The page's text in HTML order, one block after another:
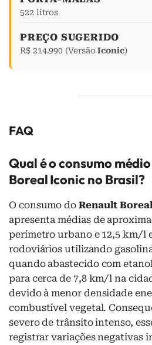
522 litros
PREÇO SUGERIDO
R$ 214.990 (VersãoIconic)
FAQ
Qual é o consumo
Boreal Iconic no Brasil?
O consumo do Renault
apresenta médias de
perímetro urbano e 12,5 km/l
rodoviários utilizando
quando abastecido com
para cerca de 7,8 km/l na
devido à menor densidade
combustível vegetal.
severo de trânsito intenso,
registrar variações negativas